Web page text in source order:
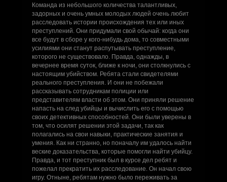
Команда из небольшого количества талантливых,
задорных и очень умных молодых людей очень любит
расследовать истории происхождения тех или иных
преступлений. Они придумали свой обычай: когда они
все будут в сборе у кого-нибудь дома, то совместными
усилиями они станут распутывать преступление,
которого не существовало. Правда, однажды, в
вечернее время суток, ближе к ночи, они столкнулись с
настоящим убийством. Ребята стали свидетелями
реального преступления. И они не побежали
рассказывать сотрудникам полиции или
представителям власти об этом. Они приняли решение
напасть на след убийцы и вычислить его с помощью
своих детективных способностей. Они были уверены в
том, что осилят решении этой задачи, так как
полагались на свои навыки, практические занятия и
умения. Как ни странно, но поначалу им удалось найти
веские доказательства, которые помогли найти убийцу.
Правда, и тот преступник был в курсе дел ребят и
пожелал прекратить их расследование. Он начал свою
игру. Отныне, ребятам нужно было переживать за